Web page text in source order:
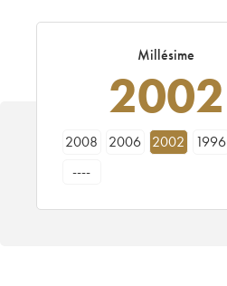
Millésime
2002
2008 2006 2002 1996
----